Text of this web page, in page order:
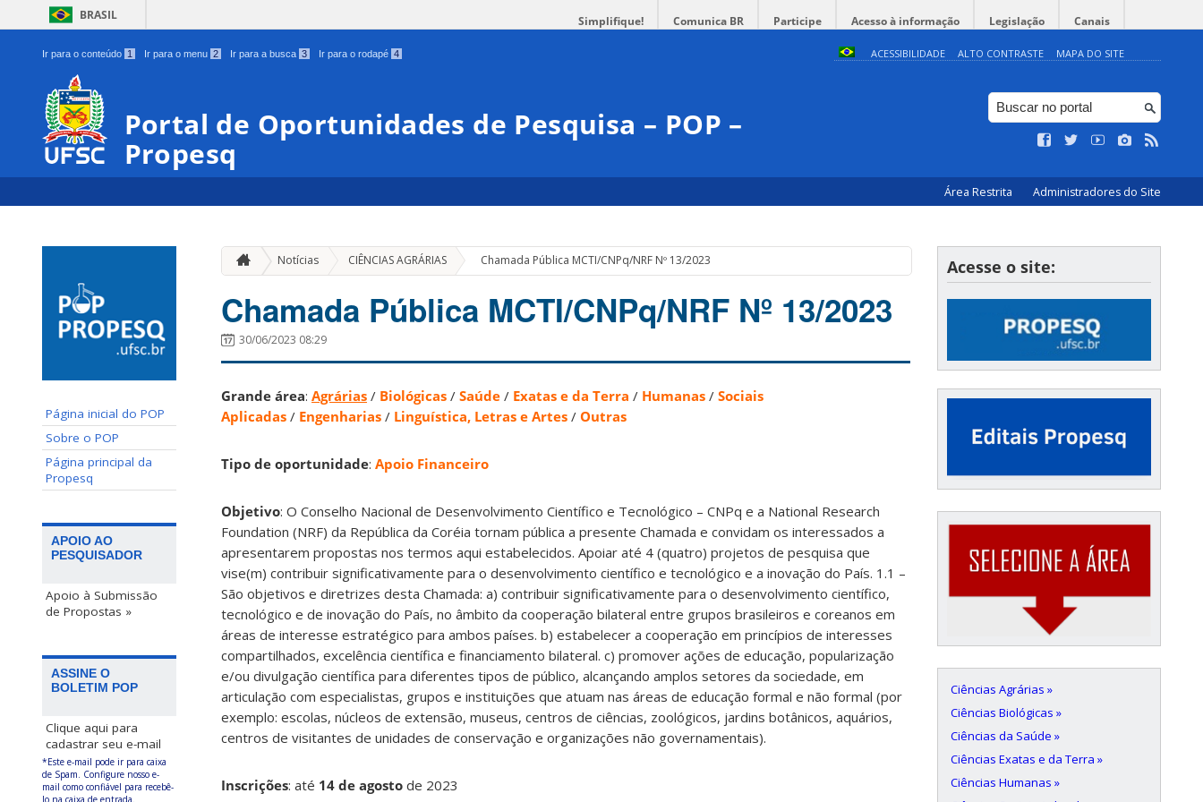
BRASIL Simplifique! Comunica BR Participe Acesso à informação Legislação Canais
Ir para o conteúdo 1 Ir para o menu 2 Ir para a busca 3 Ir para o rodapé 4 ACESSIBILIDADE ALTO CONTRASTE MAPA DO SITE
Portal de Oportunidades de Pesquisa – POP –
Propesq
Área Restrita Administradores do Site
Página inicial do POP
Sobre o POP
Página principal da
Propesq
APOIO AO
PESQUISADOR
Apoio à Submissão
de Propostas »
ASSINE O
BOLETIM POP
Clique aqui para
cadastrar seu e-mail
*Este e-mail pode ir para caixa
de Spam. Configure nosso e-
mail como confiável para recebê-
lo na caixa de entrada.
Notícias CIÊNCIAS AGRÁRIAS » Chamada Pública MCTI/CNPq/NRF Nº 13/2023
Chamada Pública MCTI/CNPq/NRF Nº 13/2023
30/06/2023 08:29
Grande área: Agrárias / Biológicas / Saúde / Exatas e da Terra / Humanas / Sociais
Aplicadas / Engenharias / Linguística, Letras e Artes / Outras
Tipo de oportunidade: Apoio Financeiro
Objetivo: O Conselho Nacional de Desenvolvimento Científico e Tecnológico – CNPq e a National Research
Foundation (NRF) da República da Coréia tornam pública a presente Chamada e convidam os interessados a
apresentarem propostas nos termos aqui estabelecidos. Apoiar até 4 (quatro) projetos de pesquisa que
vise(m) contribuir significativamente para o desenvolvimento científico e tecnológico e a inovação do País. 1.1 –
São objetivos e diretrizes desta Chamada: a) contribuir significativamente para o desenvolvimento científico,
tecnológico e de inovação do País, no âmbito da cooperação bilateral entre grupos brasileiros e coreanos em
áreas de interesse estratégico para ambos países. b) estabelecer a cooperação em princípios de interesses
compartilhados, excelência científica e financiamento bilateral. c) promover ações de educação, popularização
e/ou divulgação científica para diferentes tipos de público, alcançando amplos setores da sociedade, em
articulação com especialistas, grupos e instituições que atuam nas áreas de educação formal e não formal (por
exemplo: escolas, núcleos de extensão, museus, centros de ciências, zoológicos, jardins botânicos, aquários,
centros de visitantes de unidades de conservação e organizações não governamentais).
Inscrições: até 14 de agosto de 2023
Acesse o site:
Ciências Agrárias »
Ciências Biológicas »
Ciências da Saúde »
Ciências Exatas e da Terra »
Ciências Humanas »